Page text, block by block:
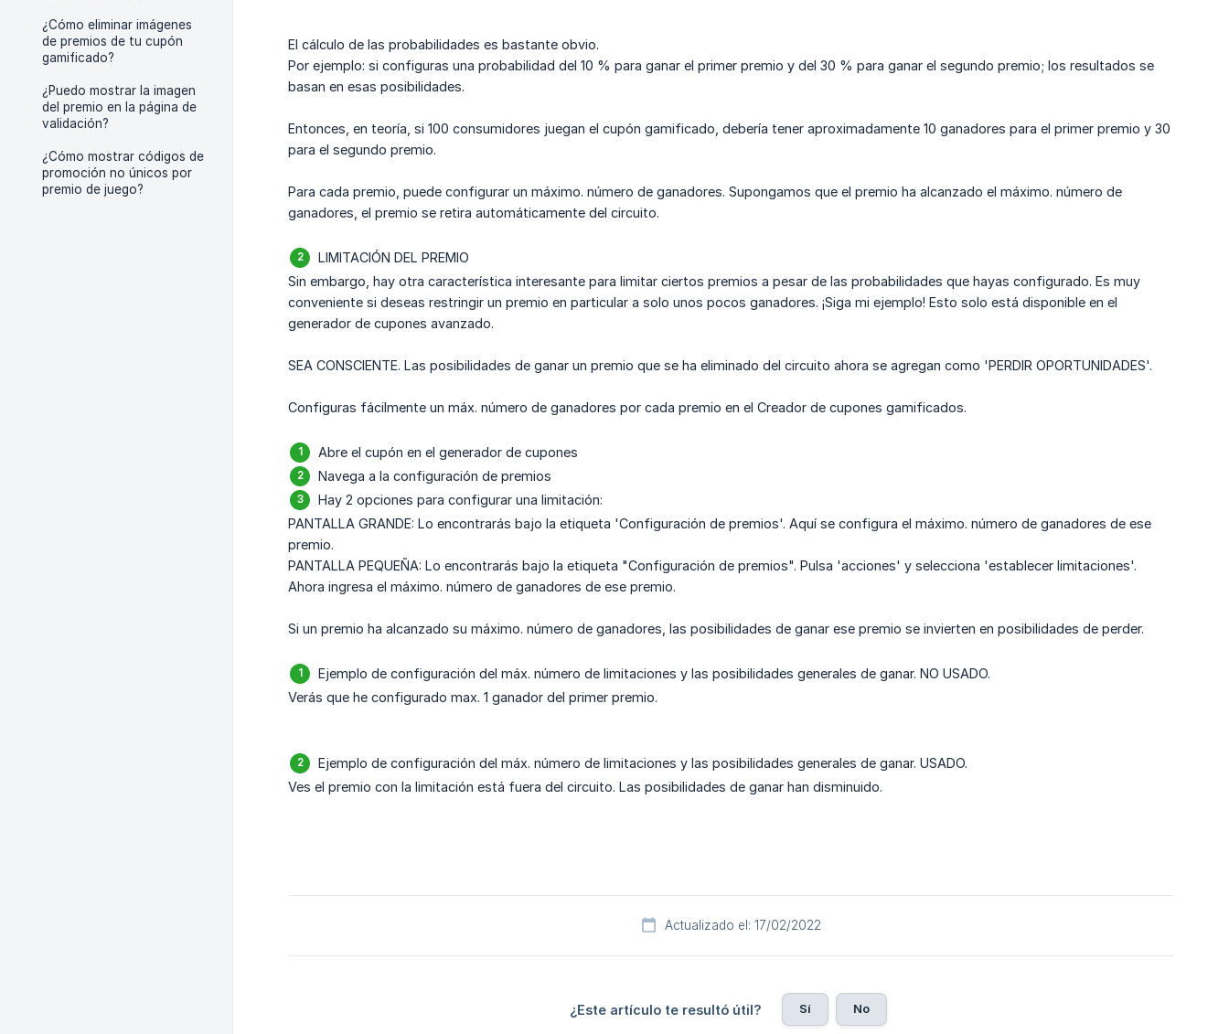
¿Cómo eliminar imágenes
de premios de tu cupón
gamificado?
¿Puedo mostrar la imagen
del premio en la página de
validación?
¿Cómo mostrar códigos de
promoción no únicos por
premio de juego?
El cálculo de las probabilidades es bastante obvio.
Por ejemplo: si configuras una probabilidad del 10 % para ganar el primer premio y del 30 % para ganar el segundo premio; los resultados se
basan en esas posibilidades.
Entonces, en teoría, si 100 consumidores juegan el cupón gamificado, debería tener aproximadamente 10 ganadores para el primer premio y 30
para el segundo premio.
Para cada premio, puede configurar un máximo. número de ganadores. Supongamos que el premio ha alcanzado el máximo. número de
ganadores, el premio se retira automáticamente del circuito.
LIMITACIÓN DEL PREMIO
Sin embargo, hay otra característica interesante para limitar ciertos premios a pesar de las probabilidades que hayas configurado. Es muy
conveniente si deseas restringir un premio en particular a solo unos pocos ganadores. ¡Siga mi ejemplo! Esto solo está disponible en el
generador de cupones avanzado.
SEA CONSCIENTE. Las posibilidades de ganar un premio que se ha eliminado del circuito ahora se agregan como 'PERDIR OPORTUNIDADES'.
Configuras fácilmente un máx. número de ganadores por cada premio en el Creador de cupones gamificados.
Abre el cupón en el generador de cupones
Navega a la configuración de premios
Hay 2 opciones para configurar una limitación:
PANTALLA GRANDE: Lo encontrarás bajo la etiqueta 'Configuración de premios'. Aquí se configura el máximo. número de ganadores de ese
premio.
PANTALLA PEQUEÑA: Lo encontrarás bajo la etiqueta "Configuración de premios". Pulsa 'acciones' y selecciona 'establecer limitaciones'.
Ahora ingresa el máximo. número de ganadores de ese premio.
Si un premio ha alcanzado su máximo. número de ganadores, las posibilidades de ganar ese premio se invierten en posibilidades de perder.
Ejemplo de configuración del máx. número de limitaciones y las posibilidades generales de ganar. NO USADO.
Verás que he configurado max. 1 ganador del primer premio.
Ejemplo de configuración del máx. número de limitaciones y las posibilidades generales de ganar. USADO.
Ves el premio con la limitación está fuera del circuito. Las posibilidades de ganar han disminuido.
Actualizado el: 17/02/2022
¿Este artículo te resultó útil? Sí No